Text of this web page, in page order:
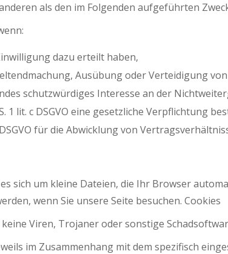
als den im Folgenden aufgeführten
dazu erteilt haben,
Ausübung oder Verteidigung
schutzwürdiges Interesse an der
1 lit. c DSGVO eine gesetzliche Verpflichtung
für die Abwicklung von
sich um kleine Dateien, die Ihr Browser
wenn Sie unsere Seite besuchen. Cookies
Viren, Trojaner oder sonstige
im Zusammenhang mit dem spezifisch